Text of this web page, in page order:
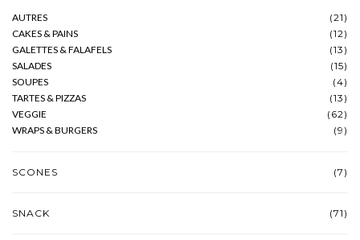
AUTRES
(21)
CAKES & PAINS
(12)
GALETTES & FALAFELS
(13)
SALADES
(15)
SOUPES
(4)
TARTES & PIZZAS
(13)
VEGGIE
(62)
WRAPS & BURGERS
(9)
SCONES (7)
SNACK (71)